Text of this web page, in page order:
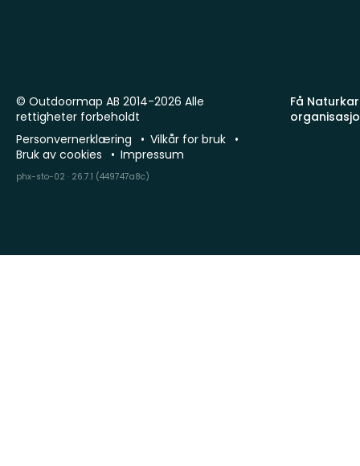
Få
© Outdoormap AB 2014-2026 Alle
rettigheter forbeholdt
Personvernerklæring
Vilkår for bruk
Bruk av cookies
Impressum
phx-sto-02 · 26.7.1 (449747a8c)